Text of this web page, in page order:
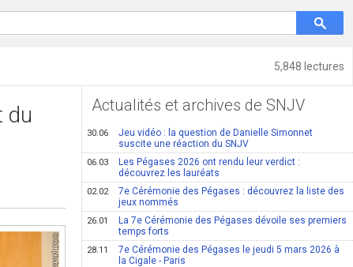
5,848 lectures
du
Actualités et archives de SNJV
30.06
Jeu vidéo : la question de Danielle Simonnet
suscite une réaction du SNJV
06.03
Les Pégases 2026 ont rendu leur verdict :
découvrez les lauréats
02.02
7e Cérémonie des Pégases : découvrez la liste des
jeux nommés
26.01
La 7e Cérémonie des Pégases dévoile ses premiers
temps forts
28.11
7e Cérémonie des Pégases le jeudi 5 mars 2026 à
la Cigale - Paris